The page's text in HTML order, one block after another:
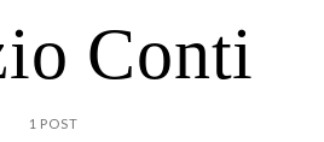
Conti
1 POST